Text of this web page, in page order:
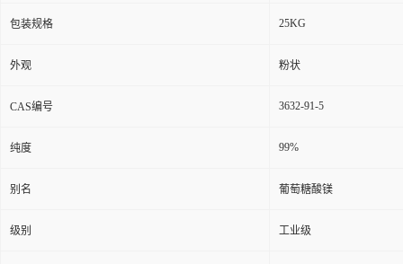
包装规格 25KG
外观 粉状
CAS编号 3632-91-5
纯度 99%
别名 葡萄糖酸镁
级别 工业级